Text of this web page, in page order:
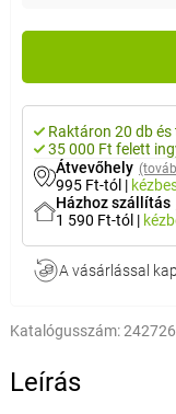
Raktáron 20 db
35 000 Ft felett
Átvevőhely
995 Ft-tól |
Házhoz szállítás
1 590 Ft-tól |
A vásárlással kap
Katalógusszám:242726
Leírás